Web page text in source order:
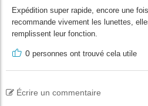
Expédition super rapide, encore une
recommande vivement les lunettes,
remplissent leur fonction.
0 personnes ont trouvé cela utile
Écrire un commentaire